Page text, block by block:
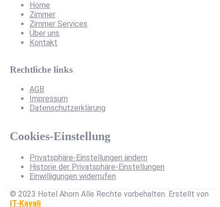
Home
Zimmer
Zimmer Services
Über uns
Kontakt
Rechtliche links
AGB
Impressum
Datenschutzerklärung
Cookies-Einstellung
Privatsphäre-Einstellungen ändern
Historie der Privatsphäre-Einstellungen
Einwilligungen widerrufen
© 2023 Hotel Ahorn Alle Rechte vorbehalten. Erstellt von
IT-Kayali